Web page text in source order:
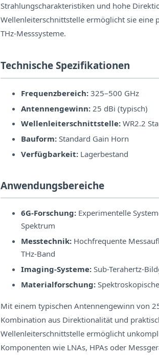
Strahlungscharakteristiken und hohe
Wellenleiterschnittstelle ermöglicht sie eine
THz-Messsysteme.
Technische Spezifikationen
Frequenzbereich: 325–500 GHz
Antennengewinn: 25 dBi (typisch)
Wellenleiterschnittstelle: WR2.2
Bauform: Standard Gain Horn
Verfügbarkeit: Lagerbestand
Anwendungsbereiche
6G-Forschung: Experimentelle
Spektrum
Messtechnik: Hochfrequente
THz-Band
Imaging-Systeme: Sub-Terahertz-
Materialforschung:
Mit einem typischen Antennengewinn von
Kombination aus Direktionalität und
Wellenleiterschnittstelle ermöglicht
Komponenten wie LNAs, HPAs oder